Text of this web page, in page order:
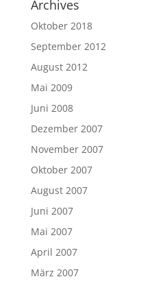
Archives
Oktober 2018
September 2012
August 2012
Mai 2009
Juni 2008
Dezember 2007
November 2007
Oktober 2007
August 2007
Juni 2007
Mai 2007
April 2007
März 2007